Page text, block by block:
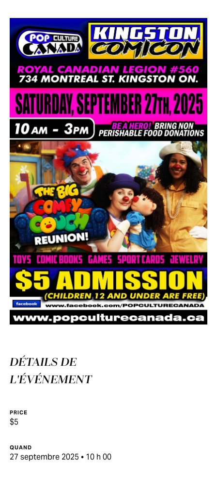
DÉTAILS DE
L'ÉVÉNEMENT
PRICE
$5
QUAND
27 septembre 2025 • 10 h 00